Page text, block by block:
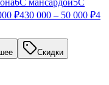
₽430 000 – 50 000 ₽4
Скидки